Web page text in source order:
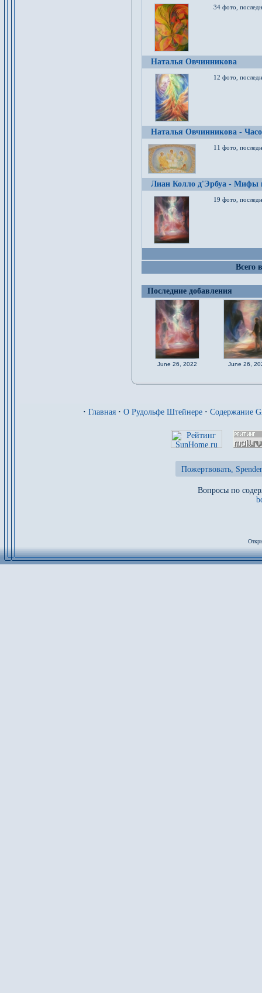
34 фото,
Наталья Овчинникова
12 фото,
Наталья Овчинникова -
11 фото,
Лиан Колло д'Эрбуа - Мифы
19 фото,
Всего
Последние добавления
June 26, 2022 June 26,
· Главная · О Рудольфе Штейнере · Содержание
Пожертвовать,
Вопросы по